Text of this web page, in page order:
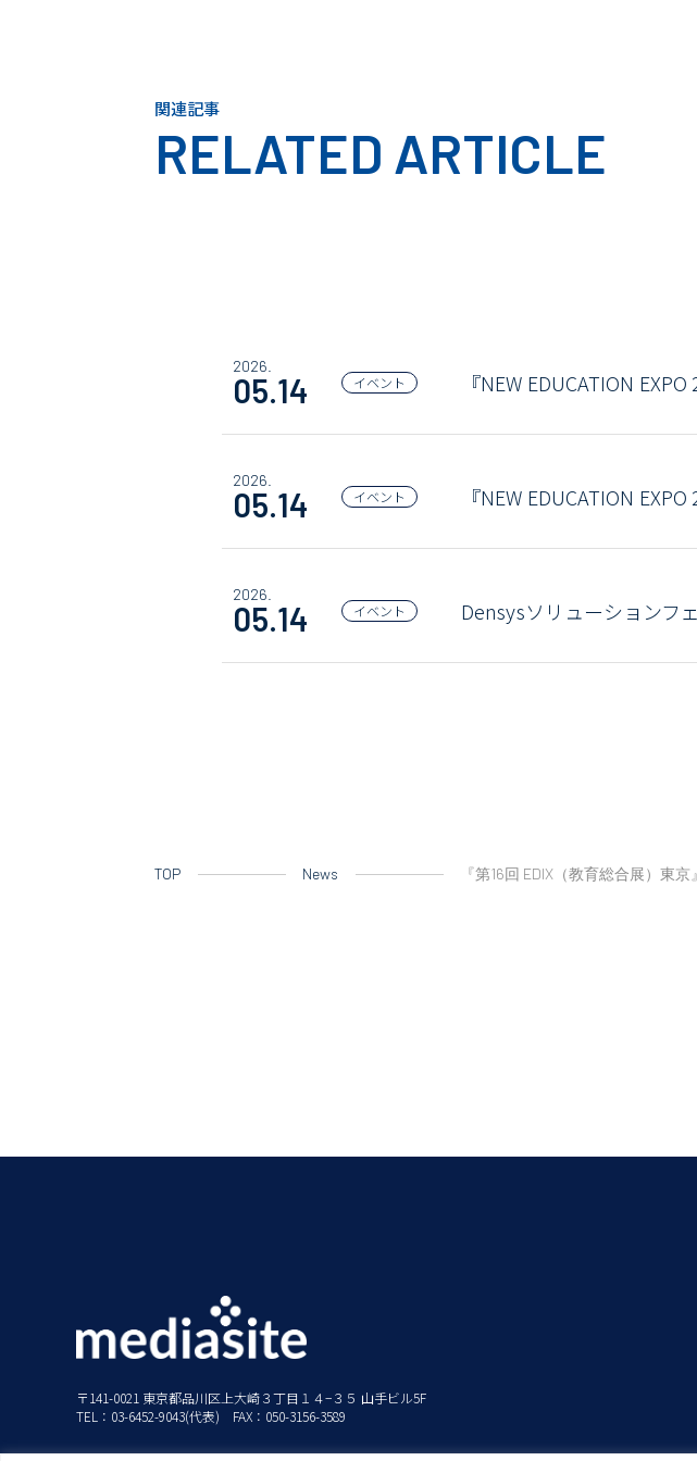
関連記事
RELATED ARTICLE
2026.
05.14 イベント 『NEW EDUCATION
2026.
05.14 イベント 『NEW EDUCATION
2026.
05.14 イベント Densysソリューションフ
TOP News 『第16回 EDIX（教育総合展）東
〒141-0021 東京都品川区上大崎３丁目１４−３５ 山手ビル5F
TEL：03-6452-9043(代表) FAX：050-3156-3589